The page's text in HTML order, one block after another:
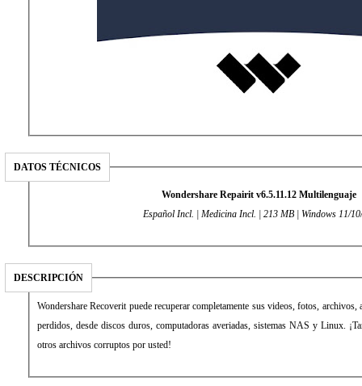
DATOS TÉCNICOS
Wondershare Repairit v6.5.11.12 Multilenguaje
Español Incl. | Medicina Incl. | 213 MB | Windows 11/
DESCRIPCIÓN
Wondershare Recoverit puede recuperar completamente sus videos, fotos, archivos,
perdidos, desde discos duros, computadoras averiadas, sistemas NAS y Linux.
otros archivos corruptos por usted!